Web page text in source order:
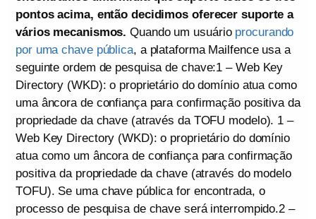
pontos acima, então decidimos oferecer suporte a
vários mecanismos. Quando um usuário procurando
por uma chave pública, a plataforma Mailfence usa a
seguinte ordem de pesquisa de chave:1 – Web Key
Directory (WKD): o proprietário do domínio atua como
uma âncora de confiança para confirmação positiva da
propriedade da chave (através da TOFU modelo). 1 –
Web Key Directory (WKD): o proprietário do domínio
atua como um âncora de confiança para confirmação
positiva da propriedade da chave (através do modelo
TOFU). Se uma chave pública for encontrada, o
processo de pesquisa de chave será interrompido.2 –